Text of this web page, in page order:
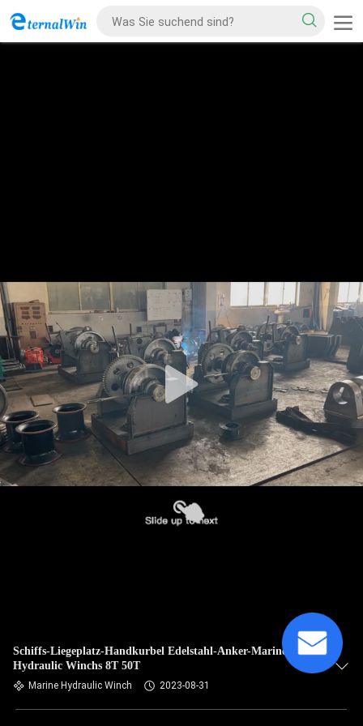
Schiffs-Liegeplatz-Handkurbel Edelstahl-Anker-Marine
Hydraulic Winchs 8T 50T
Marine Hydraulic Winch 2023-08-31